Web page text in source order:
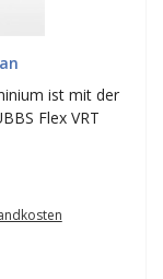
ist mit der
Flex VRT